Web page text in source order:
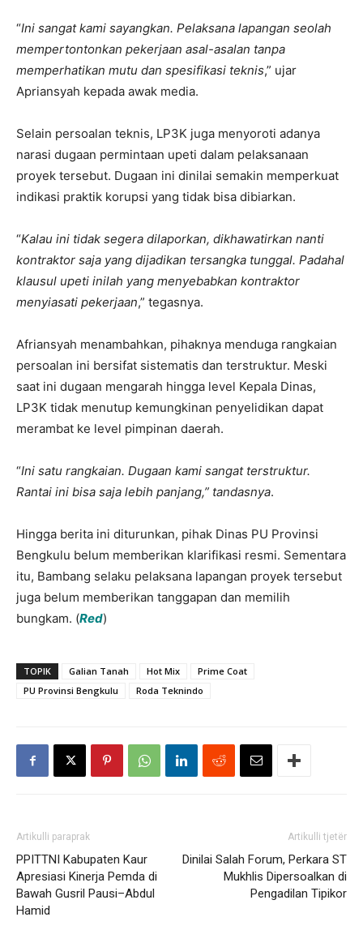
“Ini sangat kami sayangkan. Pelaksana lapangan seolah
mempertontonkan pekerjaan asal-asalan tanpa
memperhatikan mutu dan spesifikasi teknis,” ujar
Apriansyah kepada awak media.
Selain persoalan teknis, LP3K juga menyoroti adanya
narasi dugaan permintaan upeti dalam pelaksanaan
proyek tersebut. Dugaan ini dinilai semakin memperkuat
indikasi praktik korupsi yang tidak bisa dibiarkan.
“Kalau ini tidak segera dilaporkan, dikhawatirkan nanti
kontraktor saja yang dijadikan tersangka tunggal. Padahal
klausul upeti inilah yang menyebabkan kontraktor
menyiasati pekerjaan,” tegasnya.
Afriansyah menambahkan, pihaknya menduga rangkaian
persoalan ini bersifat sistematis dan terstruktur. Meski
saat ini dugaan mengarah hingga level Kepala Dinas,
LP3K tidak menutup kemungkinan penyelidikan dapat
merambat ke level pimpinan daerah.
“Ini satu rangkaian. Dugaan kami sangat terstruktur.
Rantai ini bisa saja lebih panjang,” tandasnya.
Hingga berita ini diturunkan, pihak Dinas PU Provinsi
Bengkulu belum memberikan klarifikasi resmi. Sementara
itu, Bambang selaku pelaksana lapangan proyek tersebut
juga belum memberikan tanggapan dan memilih
bungkam. (Red)
TOPIK Galian Tanah Hot Mix
Prime Coat
PU Provinsi Bengkulu
Roda Teknindo
Artikulli paraprak
PPITTNI Kabupaten Kaur
Apresiasi Kinerja Pemda di
Bawah Gusril Pausi–Abdul
Hamid
Artikulli tjetër
Dinilai Salah Forum, Perkara ST
Mukhlis Dipersoalkan di
Pengadilan Tipikor